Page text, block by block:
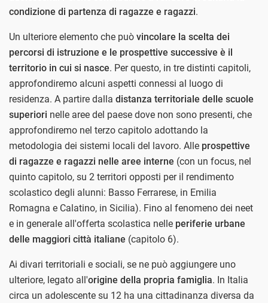
condizione di partenza di ragazze e ragazzi.
Un ulteriore elemento che può vincolare la scelta dei
percorsi di istruzione e le prospettive successive è il
territorio in cui si nasce. Per questo, in tre distinti capitoli,
approfondiremo alcuni aspetti connessi al luogo di
residenza. A partire dalla distanza territoriale delle scuole
superiori nelle aree del paese dove non sono presenti, che
approfondiremo nel terzo capitolo adottando la
metodologia dei sistemi locali del lavoro. Alle prospettive
di ragazze e ragazzi nelle aree interne (con un focus, nel
quinto capitolo, su 2 territori opposti per il rendimento
scolastico degli alunni: Basso Ferrarese, in Emilia
Romagna e Calatino, in Sicilia). Fino al fenomeno dei neet
e in generale all'offerta scolastica nelle periferie urbane
delle maggiori città italiane (capitolo 6).
Ai divari territoriali e sociali, se ne può aggiungere uno
ulteriore, legato all'origine della propria famiglia. In Italia
circa un adolescente su 12 ha una cittadinanza diversa da